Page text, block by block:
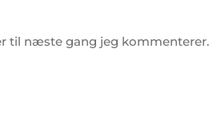
til næste gang jeg kommenterer.